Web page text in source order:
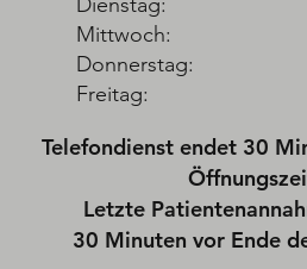
Mittwoch:
Donnerstag:
Freitag:
Telefondienst endet 30
Letzte
30 Minuten vor Ende